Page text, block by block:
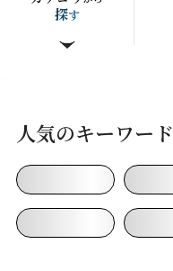
探す
人気のキーワード